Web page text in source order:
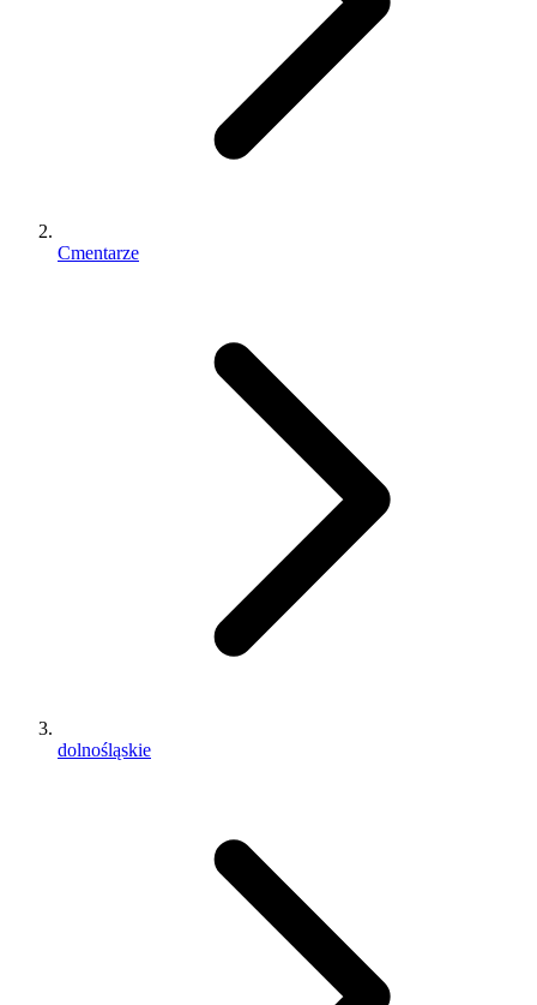
Cmentarze
dolnośląskie